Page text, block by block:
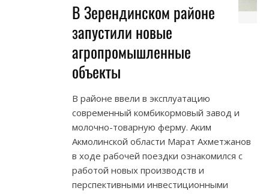
В Зерендинском районе
запустили новые
агропромышленные
объекты
В районе ввели в эксплуатацию
современный комбикормовый завод и
молочно-товарную ферму. Аким
Акмолинской области Марат Ахметжанов
в ходе рабочей поездки ознакомился с
работой новых производств и
перспективными инвестиционными